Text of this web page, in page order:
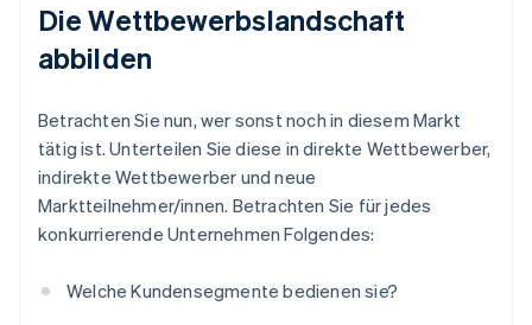
Die Wettbewerbslandschaft
abbilden
Betrachten Sie nun, wer sonst noch in diesem Markt
tätig ist. Unterteilen Sie diese in direkte Wettbewerber,
indirekte Wettbewerber und neue
Marktteilnehmer/innen. Betrachten Sie für jedes
konkurrierende Unternehmen Folgendes:
Welche Kundensegmente bedienen sie?